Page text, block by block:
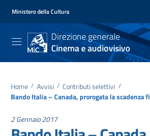
Ministero della Cultura
Direzione generale
Cinema e audiovisivo
Home / Avvisi / Contributi selettivi /
2 Gennaio 2017